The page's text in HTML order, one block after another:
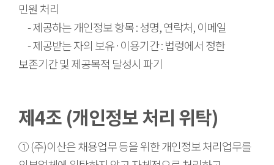
민원 처리
- 제공하는 개인정보 항목 : 성명, 연락처, 이메일
- 제공받는 자의 보유·이용기간 : 법령에서 정한
보존기간 및 제공목적 달성시 파기
제4조 (개인정보 처리 위탁)
① (주)이산은 채용업무 등을 위한 개인정보 처리업무를